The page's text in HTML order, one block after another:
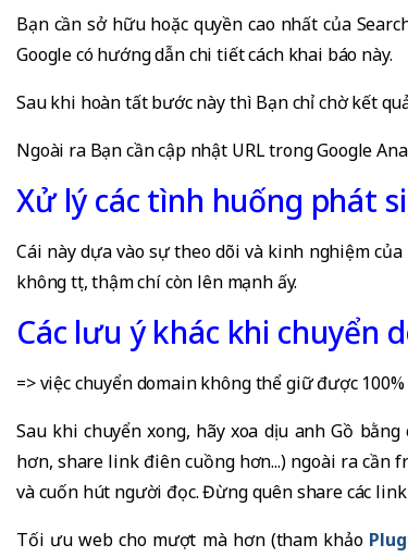
Bạn cần sở hữu hoặc quyền cao nhất của
Google có hướng dẫn chi tiết cách khai báo này.
Sau khi hoàn tất bước này thì Bạn chỉ chờ kết
Ngoài ra Bạn cần cập nhật URL trong Google
Xử lý các tình huống phát
Cái này dựa vào sự theo dõi và kinh nghiệm
không tụt, thậm chí còn lên mạnh ấy.
Các lưu ý khác khi chuyển
=> việc chuyển domain không thể giữ được
Sau khi chuyển xong, hãy xoa dịu anh Gồ
hơn, share link điên cuồng hơn...) ngoài ra cần
và cuốn hút người đọc. Đừng quên share các
Tối ưu web cho mượt mà hơn (tham khảo